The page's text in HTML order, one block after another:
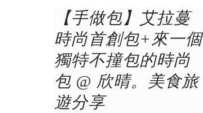
【手做包】艾拉蔓
時尚首創包+來一個
獨特不撞包的時尚
包 @ 欣晴。美食旅
遊分享